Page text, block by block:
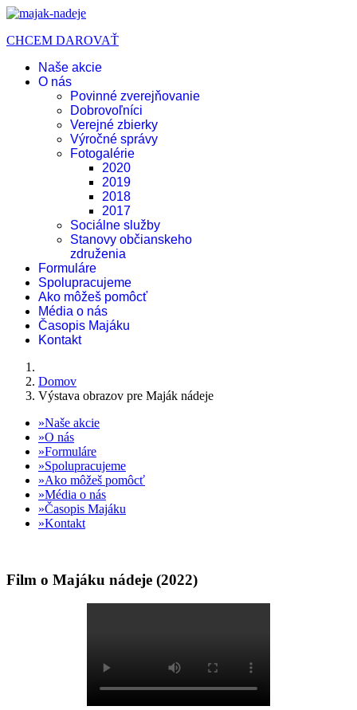
CHCEM DAROVAŤ
Naše akcie
O nás
Povinné zverejňovanie
Dobrovoľníci
Verejné zbierky
Výročné správy
Fotogalérie
2020
2019
2018
2017
Sociálne služby
Stanovy občianskeho
združenia
Formuláre
Spolupracujeme
Ako môžeš pomôcť
Média o nás
Časopis Majáku
Kontakt
Domov
Výstava obrazov pre Maják nádeje
Naše akcie
O nás
Formuláre
Spolupracujeme
Ako môžeš pomôcť
Média o nás
Časopis Majáku
Kontakt
Film o Majáku nádeje (2022)